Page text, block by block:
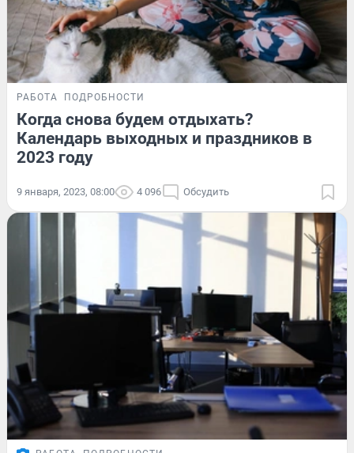
РАБОТА ПОДРОБНОСТИ
Когда снова будем отдыхать?
Календарь выходных и праздников в
2023 году
9 января, 2023, 08:00 4 096 Обсудить